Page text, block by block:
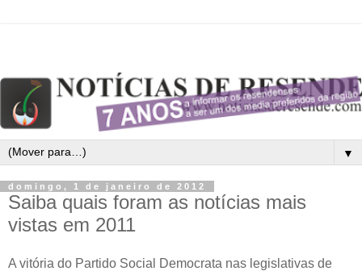
▼
domingo, 1 de janeiro de 2012
Saiba quais foram as notícias mais
vistas em 2011
A vitória do Partido Social Democrata nas legislativas de